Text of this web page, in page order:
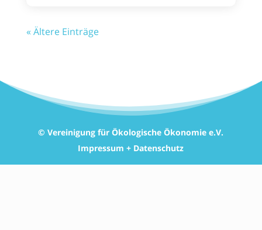
« Ältere Einträge
© Vereinigung für Ökologische Ökonomie e.V.
Impressum + Datenschutz